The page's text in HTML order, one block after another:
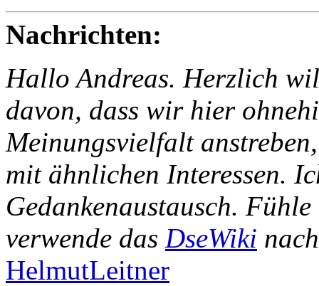
Nachrichten:
Hallo Andreas. Herzlich
davon, dass wir hier
Meinungsvielfalt
mit ähnlichen Interessen.
Gedankenaustausch.
verwende das DseWiki
HelmutLeitner